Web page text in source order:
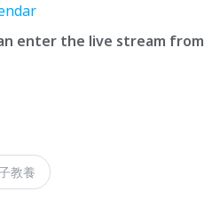
enter the live stream from
教養